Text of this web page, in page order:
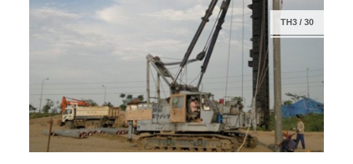
TH3/ 30